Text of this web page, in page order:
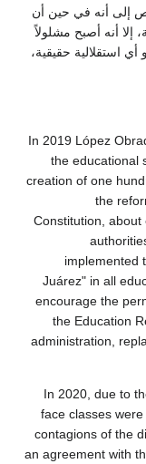
تقريرها لعام 2021 خلص إلى أنه في حين أن
إلا أنه أصبح مشلولاً
استقلالية حقيقية،
In 2019 López
the educational
creation of one
the
Constitution,
implemented
Juárez" in all
encourage the
the Education
administration,
In 2020, due to
face classes
contagions of the
an agreement with